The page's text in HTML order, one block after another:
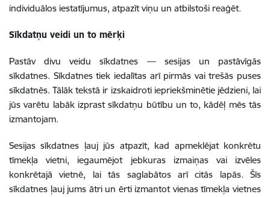
individuālos iestatījumus, atpazīt viņu un atbilstoši reaģēt.
Sīkdatņu veidi un to mērķi
Pastāv divu veidu sīkdatnes — sesijas un pastāvīgās
sīkdatnes. Sīkdatnes tiek iedalītas arī pirmās vai trešās puses
sīkdatnēs. Tālāk tekstā ir izskaidroti iepriekšminētie jēdzieni, lai
jūs varētu labāk izprast sīkdatņu būtību un to, kādēļ mēs tās
izmantojam.
Sesijas sīkdatnes ļauj jūs atpazīt, kad apmeklējat konkrētu
tīmekļa vietni, iegaumējot jebkuras izmaiņas vai izvēles
konkrētajā vietnē, lai tās saglabātos arī citās lapās. Šīs
sīkdatnes ļauj jums ātri un ērti izmantot vienas tīmekļa vietnes